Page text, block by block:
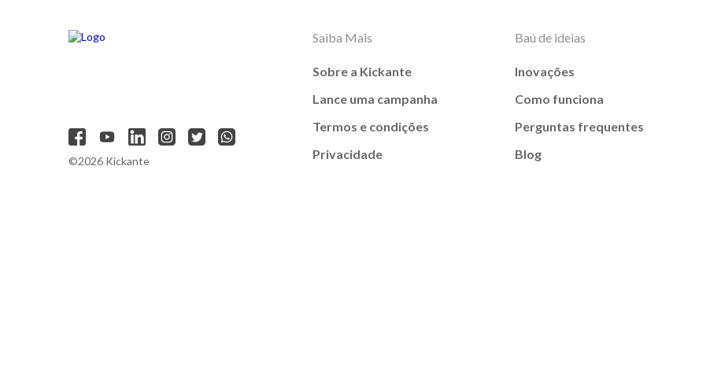
©2026 Kickante
Saiba Mais
Sobre a Kickante
Lance uma campanha
Termos e condições
Privacidade
Baú de ideias
Inovações
Como funciona
Perguntas frequentes
Blog